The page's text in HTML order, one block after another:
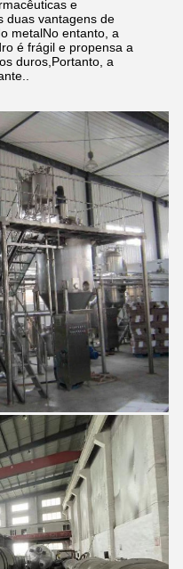
e
duas vantagens de
metalNo entanto, a
é frágil e propensa a
duros,Portanto, a